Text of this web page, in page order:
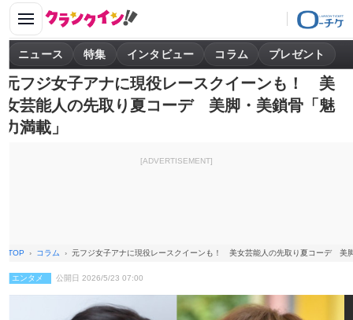
ニュース 特集 インタビュー コラム プレゼント
元フジ女子アナに現役レースクイーンも！ 美
女芸能人の先取り夏コーデ 美脚・美鎖骨「魅
力満載」
[ADVERTISEMENT]
TOP コラム 元フジ女子アナに現役レースクイーンも！ 美女芸能人の先取り夏コーデ 美
エンタメ 公開日 2026/5/23 07:00